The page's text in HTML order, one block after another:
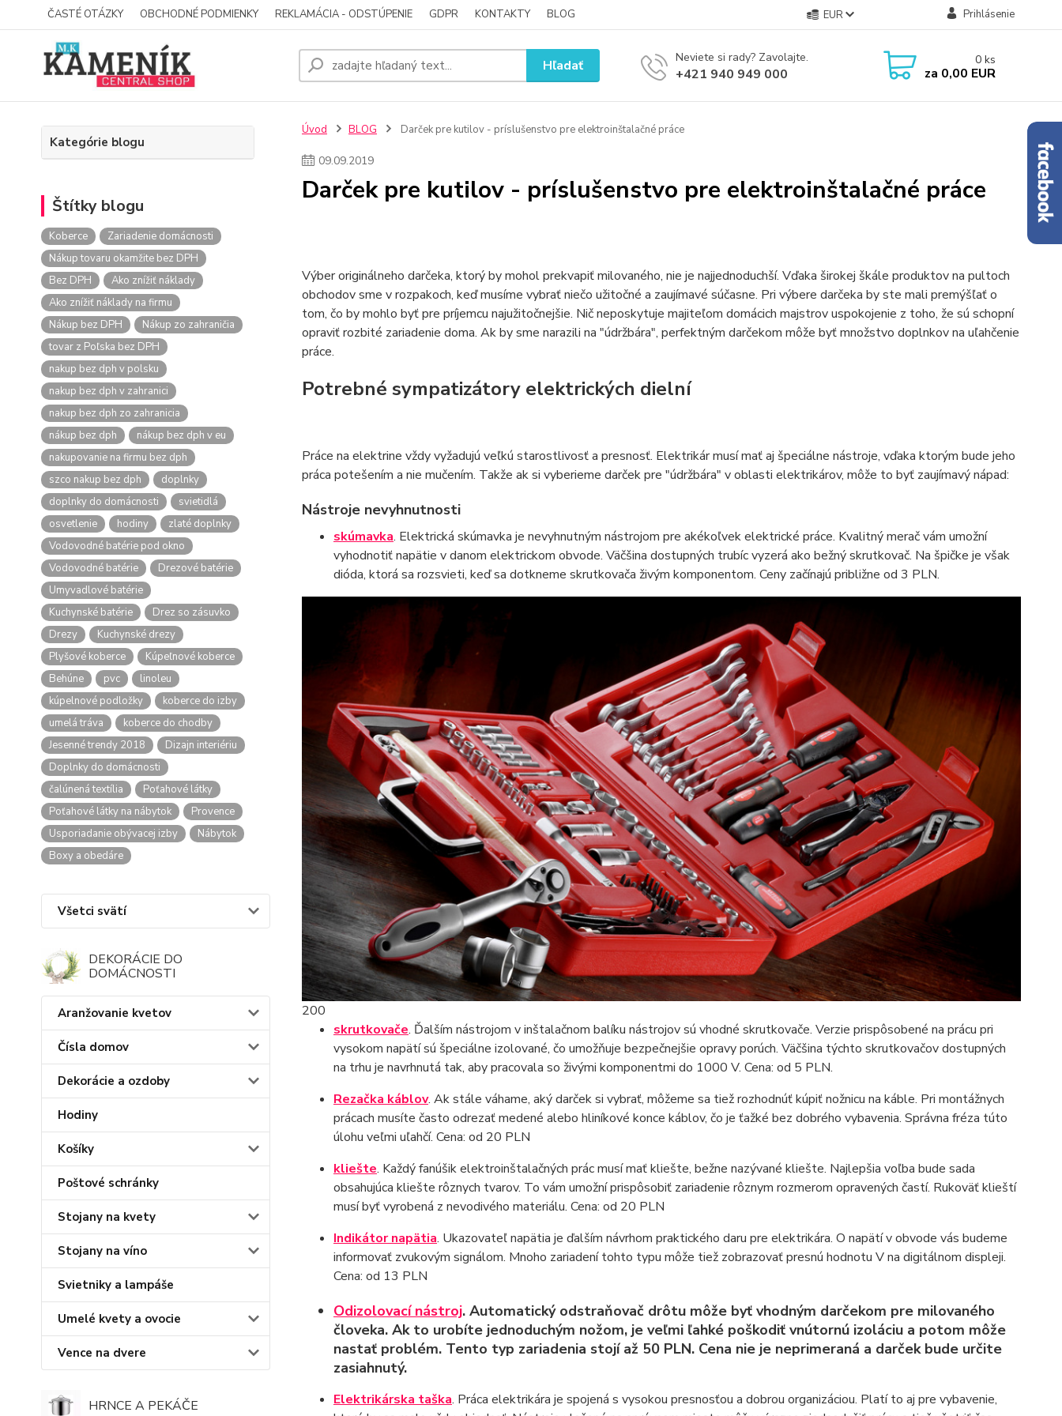
ČASTÉ OTÁZKY OBCHODNÉ PODMIENKY REKLAMÁCIA - ODSTÚPENIE GDPR KONTAKTY BLOG EUR Prihlásenie
Hľadať Neviete si rady? Zavolajte.
+421 940 949 000
0 ks
za 0,00 EUR
Kategórie blogu
Štítky blogu
Koberce
Zariadenie domácnosti
Nákup tovaru okamžite bez DPH
Bez DPH
Ako znížiť náklady
Ako znížiť náklady na firmu
Nákup bez DPH
Nákup zo zahraničia
tovar z Poľska bez DPH
nakup bez dph v polsku
nakup bez dph v zahranici
nakup bez dph zo zahranicia
nákup bez dph
nákup bez dph v eu
nakupovanie na firmu bez dph
szco nakup bez dph
doplnky
doplnky do domácnosti
svietidlá
osvetlenie
hodiny
zlaté doplnky
Vodovodné batérie pod okno
Vodovodné batérie
Drezové batérie
Umyvadlové batérie
Kuchynské batérie
Drez so zásuvko
Drezy
Kuchynské drezy
Plyšové koberce
Kúpeľnové koberce
Behúne
pvc
linoleu
kúpelnové podložky
koberce do izby
umelá tráva
koberce do chodby
Jesenné trendy 2018
Dizajn interiériu
Doplnky do domácnosti
čalúnená textília
Poťahové látky
Poťahové látky na nábytok
Provence
Usporiadanie obývacej izby
Nábytok
Boxy a obedáre
Všetci svätí
DEKORÁCIE DO
DOMÁCNOSTI
Aranžovanie kvetov
Čísla domov
Dekorácie a ozdoby
Hodiny
Košíky
Poštové schránky
Stojany na kvety
Stojany na víno
Svietniky a lampáše
Umelé kvety a ovocie
Vence na dvere
HRNCE A PEKÁČE
Úvod BLOG Darček pre kutilov - príslušenstvo pre elektroinštalačné práce
09.09.2019
Darček pre kutilov - príslušenstvo pre elektroinštalačné práce
Výber originálneho darčeka, ktorý by mohol prekvapiť milovaného, nie je najjednoduchší. Vďaka širokej škále produktov na pultoch
obchodov sme v rozpakoch, keď musíme vybrať niečo užitočné a zaujímavé súčasne. Pri výbere darčeka by ste mali premýšľať o
tom, čo by mohlo byť pre príjemcu najužitočnejšie. Nič neposkytuje majiteľom domácich majstrov uspokojenie z toho, že sú schopní
opraviť rozbité zariadenie doma. Ak by sme narazili na "údržbára", perfektným darčekom môže byť množstvo doplnkov na uľahčenie
práce.
Potrebné sympatizátory elektrických dielní
Práce na elektrine vždy vyžadujú veľkú starostlivosť a presnosť. Elektrikár musí mať aj špeciálne nástroje, vďaka ktorým bude jeho
práca potešením a nie mučením. Takže ak si vyberieme darček pre "údržbára" v oblasti elektrikárov, môže to byť zaujímavý nápad:
Nástroje nevyhnutnosti
skúmavka. Elektrická skúmavka je nevyhnutným nástrojom pre akékoľvek elektrické práce. Kvalitný merač vám umožní
vyhodnotiť napätie v danom elektrickom obvode. Väčšina dostupných trubíc vyzerá ako bežný skrutkovač. Na špičke je však
dióda, ktorá sa rozsvieti, keď sa dotkneme skrutkovača živým komponentom. Ceny začínajú približne od 3 PLN.
200
skrutkovače. Ďalším nástrojom v inštalačnom balíku nástrojov sú vhodné skrutkovače. Verzie prispôsobené na prácu pri
vysokom napätí sú špeciálne izolované, čo umožňuje bezpečnejšie opravy porúch. Väčšina týchto skrutkovačov dostupných
na trhu je navrhnutá tak, aby pracovala so živými komponentmi do 1000 V. Cena: od 5 PLN.
Rezačka káblov. Ak stále váhame, aký darček si vybrať, môžeme sa tiež rozhodnúť kúpiť nožnicu na káble. Pri montážnych
prácach musíte často odrezať medené alebo hliníkové konce káblov, čo je ťažké bez dobrého vybavenia. Správna fréza túto
úlohu veľmi uľahčí. Cena: od 20 PLN
kliešte. Každý fanúšik elektroinštalačných prác musí mať kliešte, bežne nazývané kliešte. Najlepšia voľba bude sada
obsahujúca kliešte rôznych tvarov. To vám umožní prispôsobiť zariadenie rôznym rozmerom opravených častí. Rukoväť klieští
musí byť vyrobená z nevodivého materiálu. Cena: od 20 PLN
Indikátor napätia. Ukazovateľ napätia je ďalším návrhom praktického daru pre elektrikára. O napätí v obvode vás budeme
informovať zvukovým signálom. Mnoho zariadení tohto typu môže tiež zobrazovať presnú hodnotu V na digitálnom displeji.
Cena: od 13 PLN
Odizolovací nástroj. Automatický odstraňovač drôtu môže byť vhodným darčekom pre milovaného
človeka. Ak to urobíte jednoduchým nožom, je veľmi ľahké poškodiť vnútornú izoláciu a potom môže
nastať problém. Tento typ zariadenia stojí až 50 PLN. Cena nie je neprimeraná a darček bude určite
zasiahnutý.
Elektrikárska taška. Práca elektrikára je spojená s vysokou presnosťou a dobrou organizáciou. Platí to aj pre vybavenie,